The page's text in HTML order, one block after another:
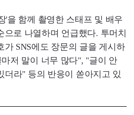
'을 함께 촬영한 스태프 및 배우
으로 나열하며 언급했다. 투머치
가 SNS에도 장문의 글을 게시하
저 말이 너무 많다", "글이 안
더라" 등의 반응이 쏟아지고 있